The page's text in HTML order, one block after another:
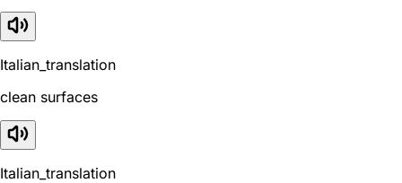
Italian_translation
clean surfaces
Italian_translation